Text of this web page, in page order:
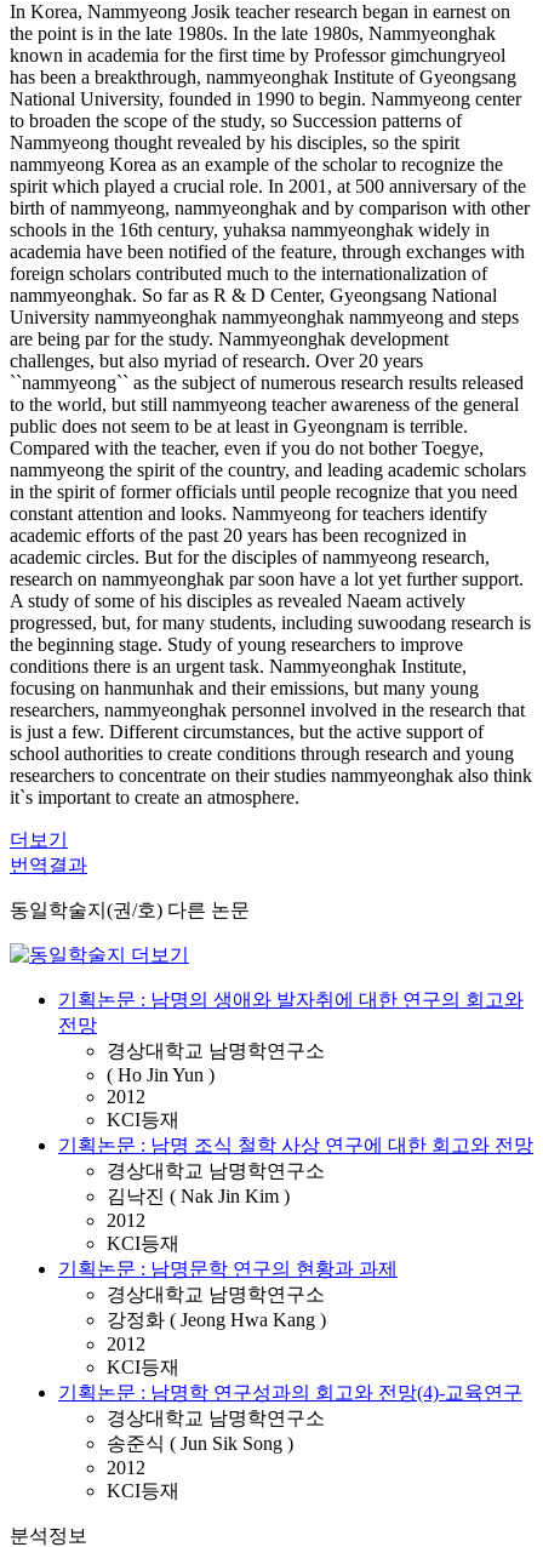
In Korea, Nammyeong Josik teacher research began in earnest on
the point is in the late 1980s. In the late 1980s, Nammyeonghak
known in academia for the first time by Professor gimchungryeol
has been a breakthrough, nammyeonghak Institute of Gyeongsang
National University, founded in 1990 to begin. Nammyeong center
to broaden the scope of the study, so Succession patterns of
Nammyeong thought revealed by his disciples, so the spirit
nammyeong Korea as an example of the scholar to recognize the
spirit which played a crucial role. In 2001, at 500 anniversary of the
birth of nammyeong, nammyeonghak and by comparison with other
schools in the 16th century, yuhaksa nammyeonghak widely in
academia have been notified of the feature, through exchanges with
foreign scholars contributed much to the internationalization of
nammyeonghak. So far as R & D Center, Gyeongsang National
University nammyeonghak nammyeonghak nammyeong and steps
are being par for the study. Nammyeonghak development
challenges, but also myriad of research. Over 20 years
``nammyeong`` as the subject of numerous research results released
to the world, but still nammyeong teacher awareness of the general
public does not seem to be at least in Gyeongnam is terrible.
Compared with the teacher, even if you do not bother Toegye,
nammyeong the spirit of the country, and leading academic scholars
in the spirit of former officials until people recognize that you need
constant attention and looks. Nammyeong for teachers identify
academic efforts of the past 20 years has been recognized in
academic circles. But for the disciples of nammyeong research,
research on nammyeonghak par soon have a lot yet further support.
A study of some of his disciples as revealed Naeam actively
progressed, but, for many students, including suwoodang research is
the beginning stage. Study of young researchers to improve
conditions there is an urgent task. Nammyeonghak Institute,
focusing on hanmunhak and their emissions, but many young
researchers, nammyeonghak personnel involved in the research that
is just a few. Different circumstances, but the active support of
school authorities to create conditions through research and young
researchers to concentrate on their studies nammyeonghak also think
it`s important to create an atmosphere.
더보기
번역결과
동일학술지(권/호) 다른 논문
기획논문 : 남명의 생애와 발자취에 대한 연구의 회고와
전망
경상대학교 남명학연구소
( Ho Jin Yun )
2012
KCI등재
기획논문 : 남명 조식 철학 사상 연구에 대한 회고와 전망
경상대학교 남명학연구소
김낙진 ( Nak Jin Kim )
2012
KCI등재
기획논문 : 남명문학 연구의 현황과 과제
경상대학교 남명학연구소
강정화 ( Jeong Hwa Kang )
2012
KCI등재
기획논문 : 남명학 연구성과의 회고와 전망(4)-교육연구
경상대학교 남명학연구소
송준식 ( Jun Sik Song )
2012
KCI등재
분석정보